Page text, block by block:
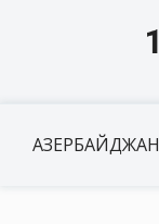
АЗЕРБАЙДЖАН